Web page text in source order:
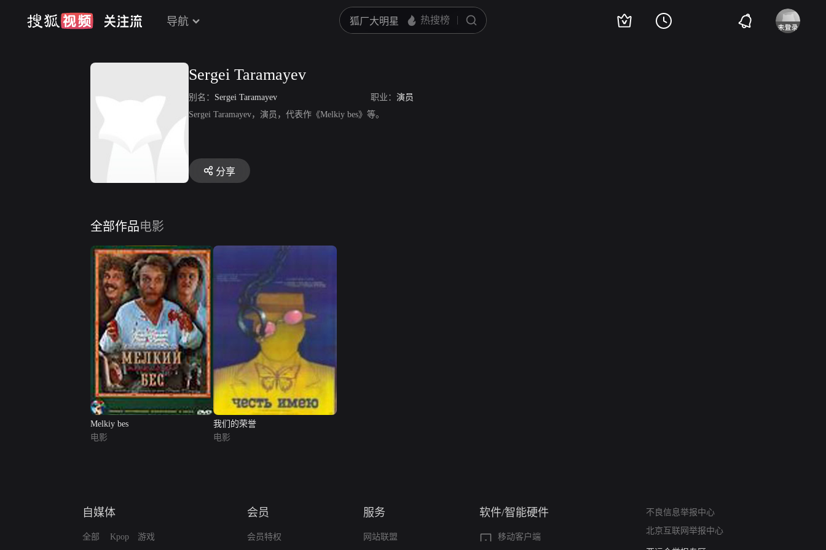
导航
Sergei Taramayev
别名： Sergei Taramayev 职业： 演员
Sergei Taramayev，演员，代表作《Melkiy bes》等。
分享
全部作品电影
Melkiy bes
电影
我们的荣誉
电影
自媒体
全部 Kpop 游戏
会员
会员特权
服务
网站联盟
软件/智能硬件
移动客户端
不良信息举报中心
北京互联网举报中心
算法推荐专项举报